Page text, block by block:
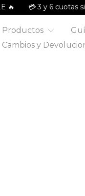
💳 3 y 6 cuotas sin
Productos
Cambios y